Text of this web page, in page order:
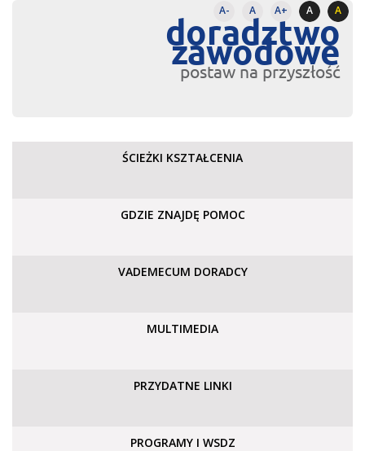
A- A A+ A A
doradztwo
zawodowe
postaw na przyszłość
ŚCIEŻKI KSZTAŁCENIA
GDZIE ZNAJDĘ POMOC
VADEMECUM DORADCY
MULTIMEDIA
PRZYDATNE LINKI
PROGRAMY I WSDZ